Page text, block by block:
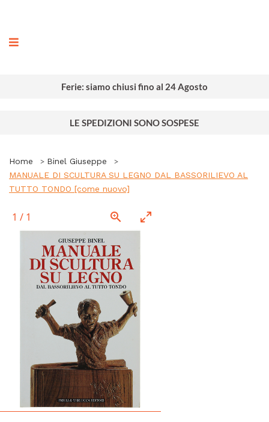
Ferie: siamo chiusi fino al 24 Agosto
LE SPEDIZIONI SONO SOSPESE
Home
Binel Giuseppe
MANUALE DI SCULTURA SU LEGNO DAL BASSORILIEVO AL
TUTTO TONDO [come nuovo]
1 / 1